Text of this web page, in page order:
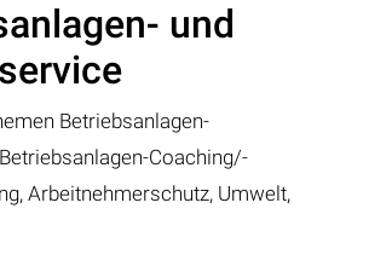
und
Betriebsanlagen-
Coaching/-
Arbeitnehmerschutz, Umwelt,